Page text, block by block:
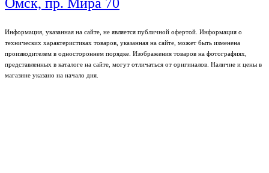
Информация, указанная на сайте, не является публичной офертой. Информация о
технических характеристиках товаров, указанная на сайте, может быть изменена
производителем в одностороннем порядке. Изображения товаров на фотографиях,
представленных в каталоге на сайте, могут отличаться от оригиналов. Наличие и цены в
магазине указано на начало дня.